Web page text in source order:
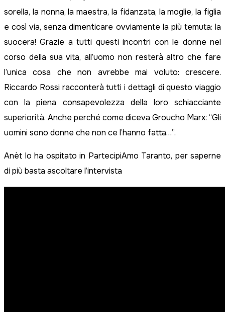
sorella, la nonna, la maestra, la fidanzata, la moglie, la figlia
e così via, senza dimenticare ovviamente la più temuta: la
suocera! Grazie a tutti questi incontri con le donne nel
corso della sua vita, all’uomo non resterà altro che fare
l’unica cosa che non avrebbe mai voluto: crescere.
Riccardo Rossi racconterà tutti i dettagli di questo viaggio
con la piena consapevolezza della loro schiacciante
superiorità. Anche perché come diceva Groucho Marx: “Gli
uomini sono donne che non ce l’hanno fatta…”.
Anèt lo ha ospitato in PartecipiAmo Taranto, per saperne
di più basta ascoltare l’intervista